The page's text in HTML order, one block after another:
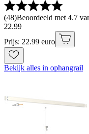
(48)Beoordeeld met 4.7
22.99
Prijs: 22.99 euro
Bekijk alles in ophangrail